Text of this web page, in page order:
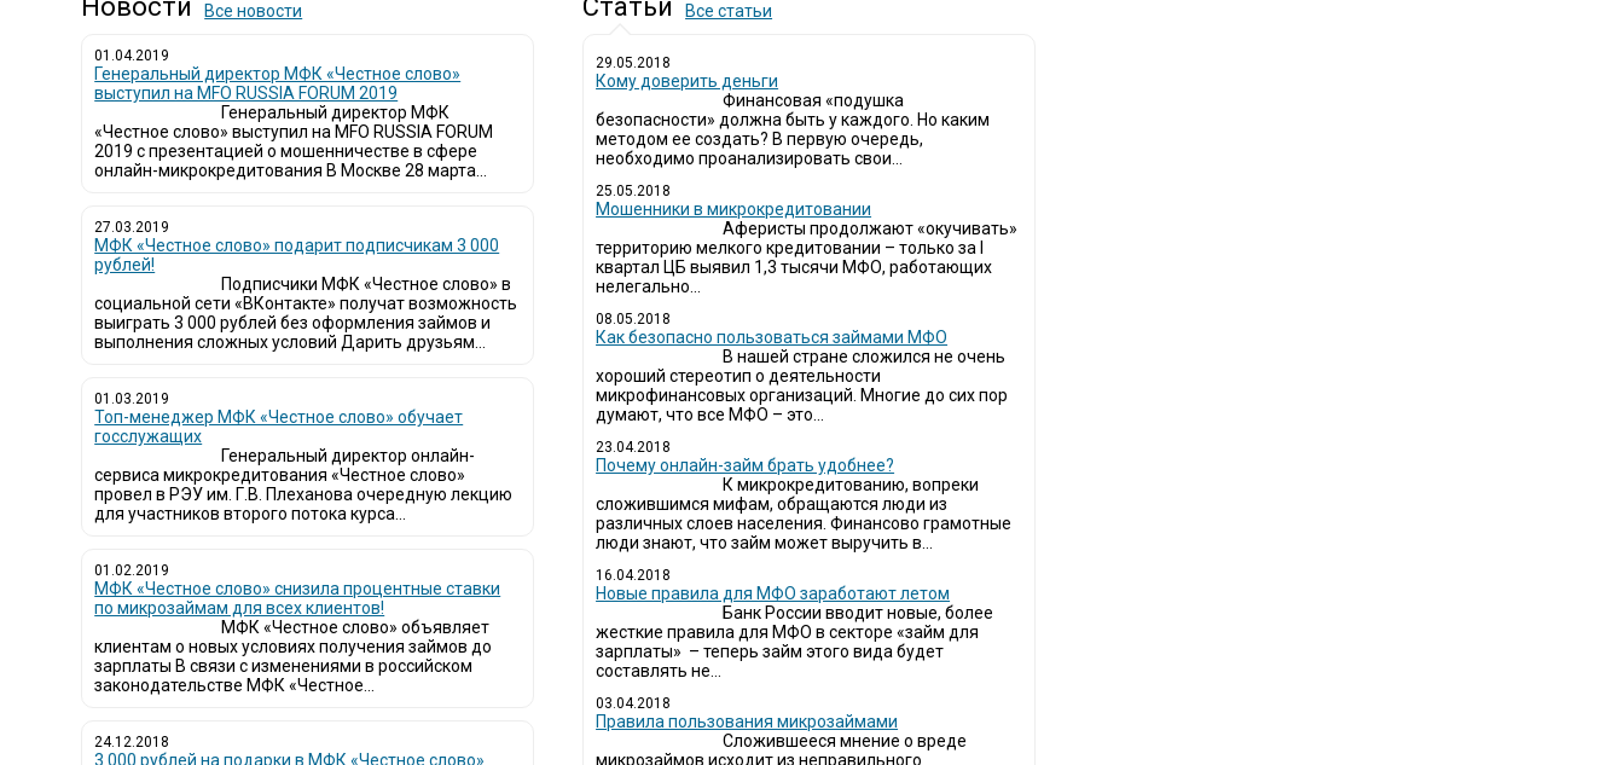
Новости Все новости
01.04.2019
Генеральный директор МФК «Честное слово»
выступил на MFO RUSSIA FORUM 2019
Генеральный директор МФК
«Честное слово» выступил на MFO RUSSIA FORUM
2019 с презентацией о мошенничестве в сфере
онлайн-микрокредитования В Москве 28 марта...
27.03.2019
МФК «Честное слово» подарит подписчикам 3 000
рублей!
Подписчики МФК «Честное слово» в
социальной сети «ВКонтакте» получат возможность
выиграть 3 000 рублей без оформления займов и
выполнения сложных условий Дарить друзьям...
01.03.2019
Топ-менеджер МФК «Честное слово» обучает
госслужащих
Генеральный директор онлайн-
сервиса микрокредитования «Честное слово»
провел в РЭУ им. Г.В. Плеханова очередную лекцию
для участников второго потока курса...
01.02.2019
МФК «Честное слово» снизила процентные ставки
по микрозаймам для всех клиентов!
МФК «Честное слово» объявляет
клиентам о новых условиях получения займов до
зарплаты В связи с изменениями в российском
законодательстве МФК «Честное...
24.12.2018
3 000 рублей на подарки в МФК «Честное слово»
Статьи Все статьи
29.05.2018
Кому доверить деньги
Финансовая «подушка
безопасности» должна быть у каждого. Но каким
методом ее создать? В первую очередь,
необходимо проанализировать свои...
25.05.2018
Мошенники в микрокредитовании
Аферисты продолжают «окучивать»
территорию мелкого кредитовании – только за I
квартал ЦБ выявил 1,3 тысячи МФО, работающих
нелегально...
08.05.2018
Как безопасно пользоваться займами МФО
В нашей стране сложился не очень
хороший стереотип о деятельности
микрофинансовых организаций. Многие до сих пор
думают, что все МФО – это...
23.04.2018
Почему онлайн-займ брать удобнее?
К микрокредитованию, вопреки
сложившимся мифам, обращаются люди из
различных слоев населения. Финансово грамотные
люди знают, что займ может выручить в...
16.04.2018
Новые правила для МФО заработают летом
Банк России вводит новые, более
жесткие правила для МФО в секторе «займ для
зарплаты» – теперь займ этого вида будет
составлять не...
03.04.2018
​Правила пользования микрозаймами
Сложившееся мнение о вреде
микрозаймов исходит из неправильного